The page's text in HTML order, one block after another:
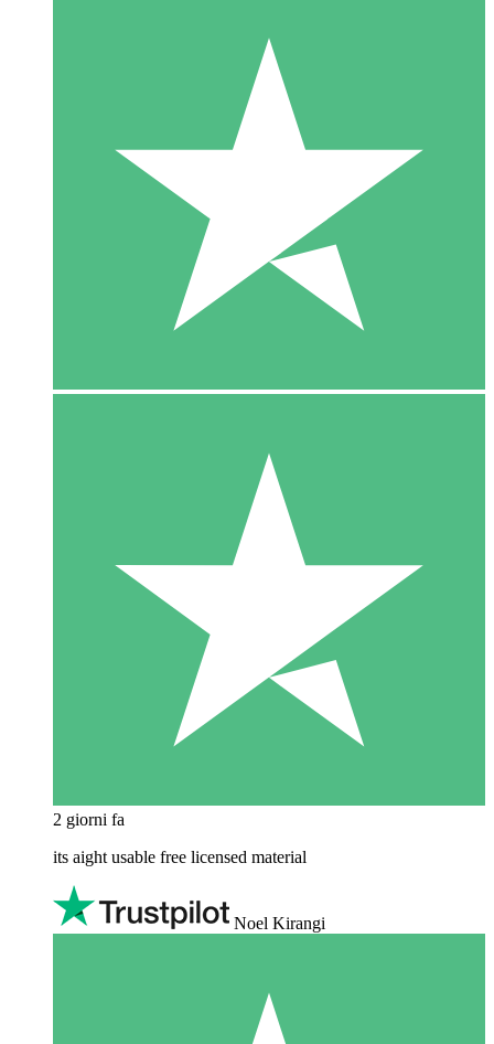
2 giorni fa
its aight usable free licensed material
Noel Kirangi